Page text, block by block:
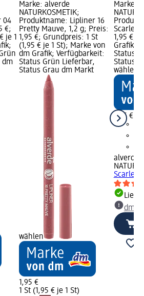
04
€;
je 1
dm
Marke: alverde
NATURKOSMETIK;
Produktname: Lipliner 16
Pretty Mauve, 1,2 g; Preis:
1,95 €; Grundpreis: 1 St
(1,95 € je 1 St); Marke von
dm Grafik; Verfügbarkeit:
Status Grün Lieferbar,
Status Grau dm Markt
wählen
1,95 €
1 St (1,95 € je 1 St)
Marke:
Scarlet
1,95 €;
Grafik;
Status
Status
wählen
1,95 €
alverde
Scarlet
dm